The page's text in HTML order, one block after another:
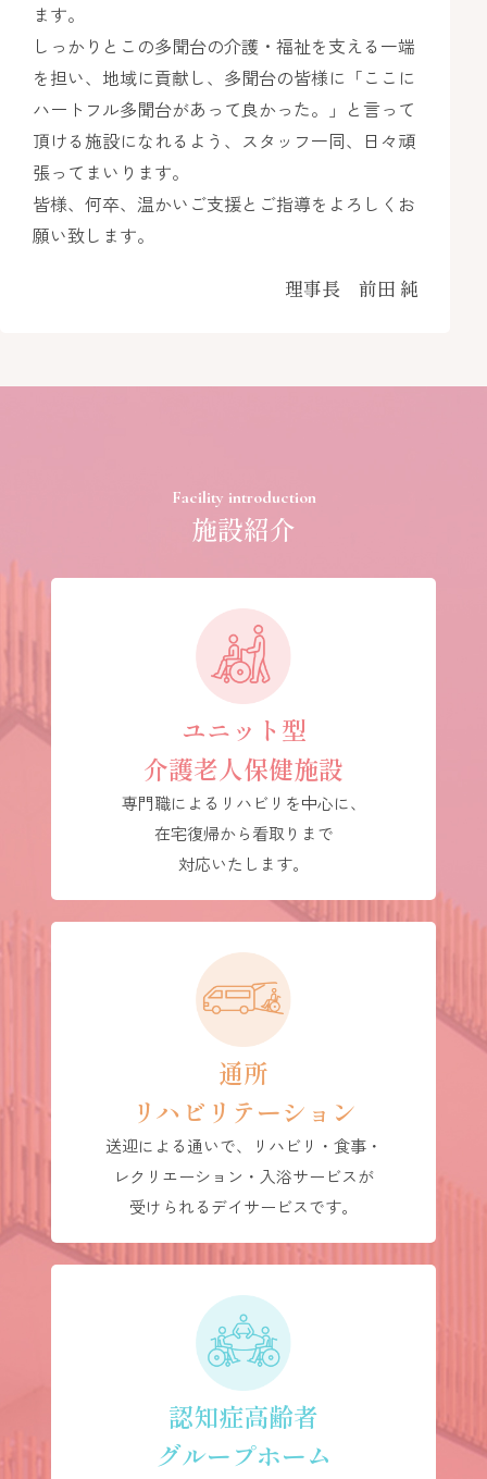
ます。
しっかりとこの多聞台の介護・福祉を支える一端
を担い、地域に貢献し、多聞台の皆様に「ここに
ハートフル多聞台があって良かった。」と言って
頂ける施設になれるよう、スタッフ一同、日々頑
張ってまいります。
皆様、何卒、温かいご支援とご指導をよろしくお
願い致します。
理事長 前田 純
Facility introduction
施設紹介
ユニット型
介護老人保健施設
専門職によるリハビリを中心に、
在宅復帰から看取りまで
対応いたします。
通所
リハビリテーション
送迎による通いで、リハビリ・食事・
レクリエーション・入浴サービスが
受けられるデイサービスです。
認知症高齢者
グループホーム